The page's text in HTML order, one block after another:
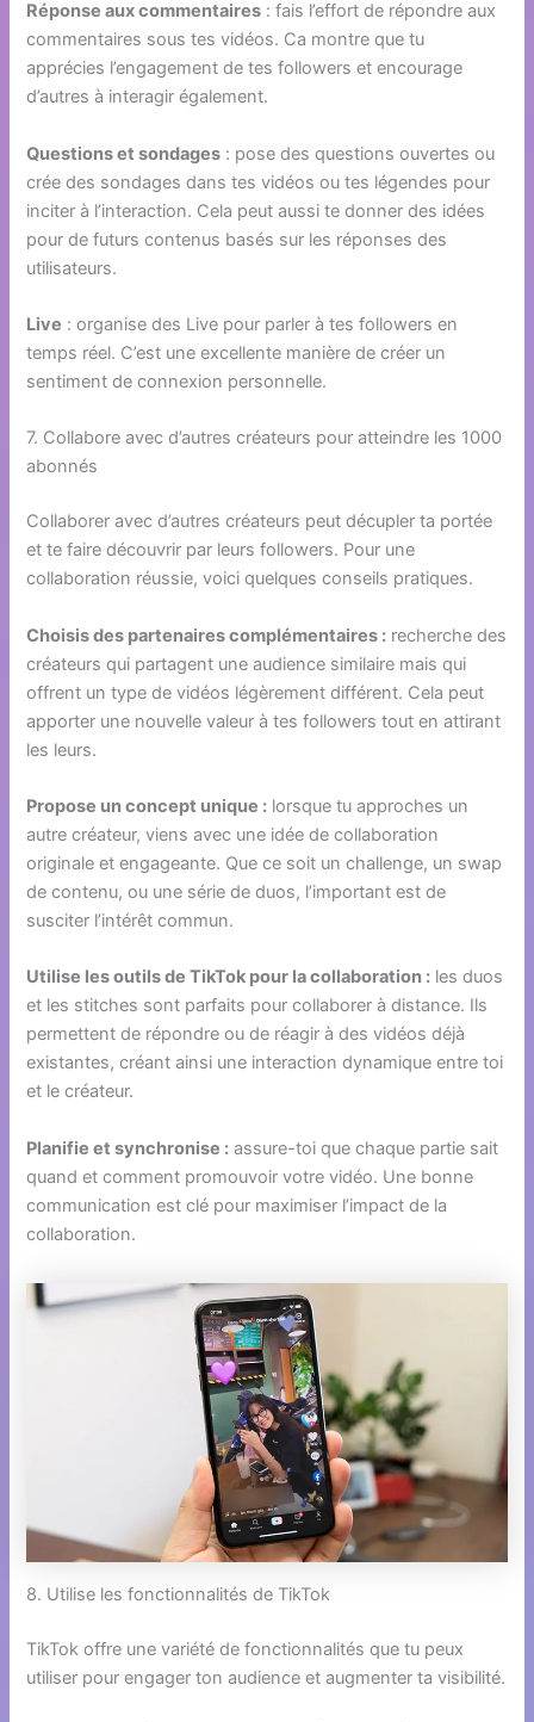
Réponse aux commentaires : fais l’effort de répondre aux
commentaires sous tes vidéos. Ca montre que tu
apprécies l’engagement de tes followers et encourage
d’autres à interagir également.
Questions et sondages : pose des questions ouvertes ou
crée des sondages dans tes vidéos ou tes légendes pour
inciter à l’interaction. Cela peut aussi te donner des idées
pour de futurs contenus basés sur les réponses des
utilisateurs.
Live : organise des Live pour parler à tes followers en
temps réel. C’est une excellente manière de créer un
sentiment de connexion personnelle.
7. Collabore avec d’autres créateurs pour atteindre les 1000
abonnés
Collaborer avec d’autres créateurs peut décupler ta portée
et te faire découvrir par leurs followers. Pour une
collaboration réussie, voici quelques conseils pratiques.
Choisis des partenaires complémentaires : recherche des
créateurs qui partagent une audience similaire mais qui
offrent un type de vidéos légèrement différent. Cela peut
apporter une nouvelle valeur à tes followers tout en attirant
les leurs.
Propose un concept unique : lorsque tu approches un
autre créateur, viens avec une idée de collaboration
originale et engageante. Que ce soit un challenge, un swap
de contenu, ou une série de duos, l’important est de
susciter l’intérêt commun.
Utilise les outils de TikTok pour la collaboration : les duos
et les stitches sont parfaits pour collaborer à distance. Ils
permettent de répondre ou de réagir à des vidéos déjà
existantes, créant ainsi une interaction dynamique entre toi
et le créateur.
Planifie et synchronise : assure-toi que chaque partie sait
quand et comment promouvoir votre vidéo. Une bonne
communication est clé pour maximiser l’impact de la
collaboration.
8. Utilise les fonctionnalités de TikTok
TikTok offre une variété de fonctionnalités que tu peux
utiliser pour engager ton audience et augmenter ta visibilité.